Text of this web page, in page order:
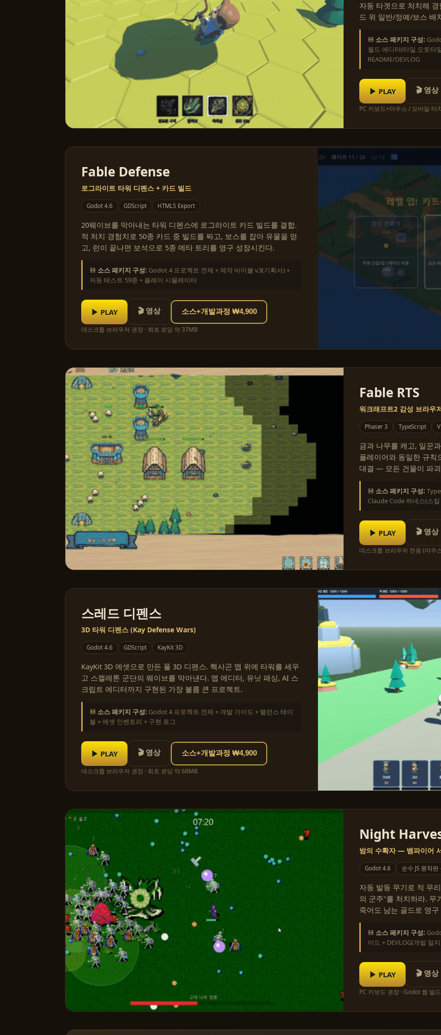
자동 타겟으로 처치해
드 위 일반/정예/보스 배
💾 소스 패키지 구성:
월드 에디터(타일 오토타
README/DEVLOG
▶ PLAY 🎬 영상
PC 키보드+마우스 / 모바일 터
Fable Defense
로그라이트 타워 디펜스 + 카드 빌드
Godot 4.6 GDScript HTML5 Export
20웨이브를 막아내는 타워 디펜스에 로그라이트 카드 빌드를 결합.
적 처치 경험치로 50종 카드 중 빌드를 짜고, 보스를 잡아 유물을 얻
고, 런이 끝나면 보석으로 5종 메타 트리를 영구 성장시킨다.
💾 소스 패키지 구성: Godot 4 프로젝트 전체 + 제작 바이블 v3(기획서) +
자동 테스트 59종 + 플레이 시뮬레이터
▶ PLAY 🎬 영상 소스+개발과정 ₩4,900
데스크톱 브라우저 권장 · 최초 로딩 약 37MB
Fable RTS
워크래프트2 감성 브라우
Phaser 3 TypeScript
금과 나무를 캐고, 일꾼
플레이어와 동일한 규칙
대결 — 모든 건물이 파
💾 소스 패키지 구성:
Claude Code 하네스(스
▶ PLAY 🎬 영상
데스크톱 브라우저 전용 (마우
스레드 디펜스
3D 타워 디펜스 (Kay Defense Wars)
Godot 4.6 GDScript KayKit 3D
KayKit 3D 에셋으로 만든 풀 3D 디펜스. 헥사곤 맵 위에 타워를 세우
고 스켈레톤 군단의 웨이브를 막아낸다. 맵 에디터, 유닛 패싱, AI 스
크립트 에디터까지 구현된 가장 볼륨 큰 프로젝트.
💾 소스 패키지 구성: Godot 4 프로젝트 전체 + 개발 가이드 + 밸런스 테이
블 + 에셋 인벤토리 + 구현 로그
▶ PLAY 🎬 영상 소스+개발과정 ₩4,900
데스크톱 브라우저 권장 · 최초 로딩 약 68MB
Night
밤의 수확자 — 뱀파이어
Godot 4.6 순수 JS 원작판
자동 발동 무기로 적 무
의 군주"를 처치하라. 무
죽어도 남는 골드로 영
💾 소스 패키지 구성:
이드 + DEVLOG(개발 일
▶ PLAY 🎬 영상
PC 키보드 권장 · Godot 웹 빌드